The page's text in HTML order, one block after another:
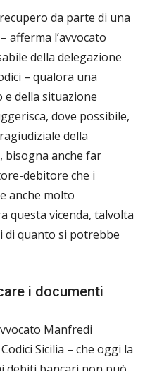
da parte di una
afferma l’avvocato
della delegazione
– qualora una
e della situazione
dove possibile,
della
bisogna anche far
debitore che i
anche molto
questa vicenda, talvolta
di quanto si potrebbe
i documenti
Manfredi
Sicilia – che oggi la